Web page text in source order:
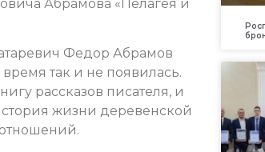
Абрамова «Пелагея и
Федор Абрамов
так и не появилась.
рассказов писателя, и
жизни деревенской